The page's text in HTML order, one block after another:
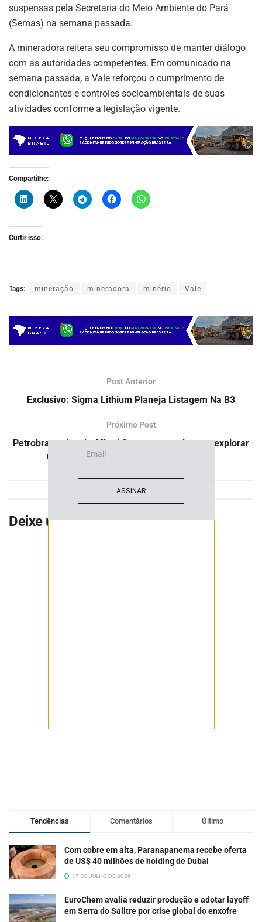
p
o
k
suspensas pela Secretaria do Meio Ambiente do Pará
(Semas) na semana passada.
A mineradora reitera seu compromisso de manter diálogo
com as autoridades competentes. Em comunicado na
semana passada, a Vale reforçou o cumprimento de
condicionantes e controles socioambientais de suas
atividades conforme a legislação vigente.
Compartilhe:
Curtir isso:
Tags: mineração mineradora minério Vale
Post Anterior
Exclusivo: Sigma Lithium Planeja Listagem Na B3
Próximo Post
Petrobras e ArcelorMittal firmam parceria para explorar
negócios sustentáveis de baixo carbono
Deixe uma resposta
Tendências Comentários Último
Com cobre em alta, Paranapanema recebe oferta
de US$ 40 milhões de holding de Dubai
17 DE JULHO DE 2026
EuroChem avalia reduzir produção e adotar layoff
em Serra do Salitre por crise global do enxofre
NEWSLETTER
notíciase inovações do setor mineral
brasileiro.
ASSINAR